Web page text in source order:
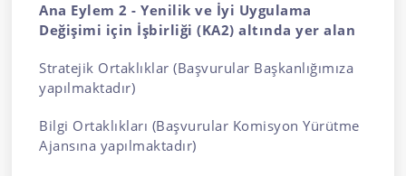
Ana Eylem 2 - Yenilik ve İyi Uygulama
Değişimi için İşbirliği (KA2) altında yer alan
Stratejik Ortaklıklar (Başvurular Başkanlığımıza
yapılmaktadır)
Bilgi Ortaklıkları (Başvurular Komisyon Yürütme
Ajansına yapılmaktadır)